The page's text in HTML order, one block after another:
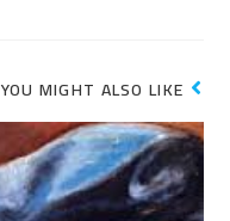
YOU MIGHT ALSO LIKE